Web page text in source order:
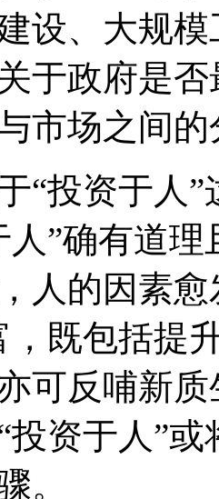
设、大规
于政府是
市场之间
“投资于人
人”确有道
人的因素
，既包括提
可反哺新
投资于人”
。